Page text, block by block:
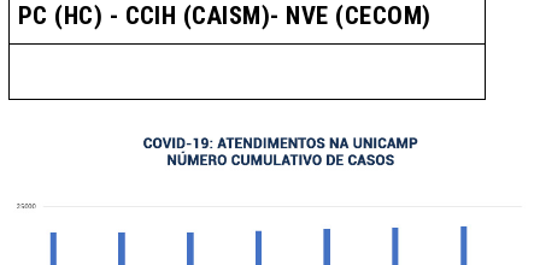
PC (HC) - CCIH (CAISM)- NVE (CECOM)